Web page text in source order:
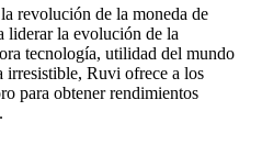
revolución de la moneda de
liderar la evolución de la
tecnología, utilidad del mundo
irresistible, Ruvi ofrece a los
para obtener rendimientos